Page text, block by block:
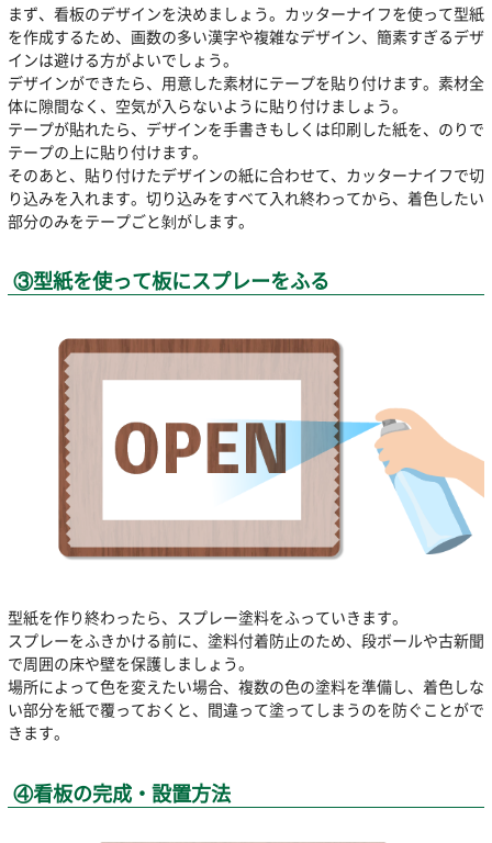
まず、看板のデザインを決めましょう。カッターナイフを使って型紙
を作成するため、画数の多い漢字や複雑なデザイン、簡素すぎるデザ
インは避ける方がよいでしょう。
デザインができたら、用意した素材にテープを貼り付けます。素材全
体に隙間なく、空気が入らないように貼り付けましょう。
テープが貼れたら、デザインを手書きもしくは印刷した紙を、のりで
テープの上に貼り付けます。
そのあと、貼り付けたデザインの紙に合わせて、カッターナイフで切
り込みを入れます。切り込みをすべて入れ終わってから、着色したい
部分のみをテープごと剝がします。
③型紙を使って板にスプレーをふる
型紙を作り終わったら、スプレー塗料をふっていきます。
スプレーをふきかける前に、塗料付着防止のため、段ボールや古新聞
で周囲の床や壁を保護しましょう。
場所によって色を変えたい場合、複数の色の塗料を準備し、着色しな
い部分を紙で覆っておくと、間違って塗ってしまうのを防ぐことがで
きます。
④看板の完成・設置方法